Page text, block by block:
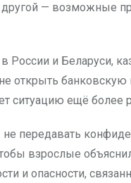
— возможные
России и Беларуси,
открыть банковскую
ситуацию ещё более
передавать
взрослые
и опасности,